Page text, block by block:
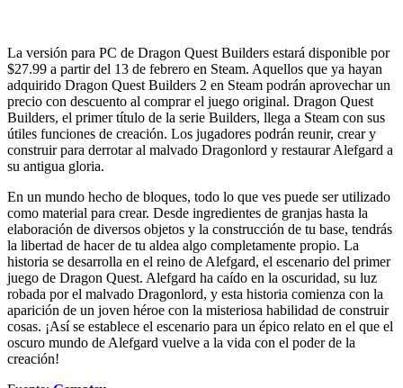
La versión para PC de Dragon Quest Builders estará disponible por
$27.99 a partir del 13 de febrero en Steam. Aquellos que ya hayan
adquirido Dragon Quest Builders 2 en Steam podrán aprovechar un
precio con descuento al comprar el juego original. Dragon Quest
Builders, el primer título de la serie Builders, llega a Steam con sus
útiles funciones de creación. Los jugadores podrán reunir, crear y
construir para derrotar al malvado Dragonlord y restaurar Alefgard a
su antigua gloria.
En un mundo hecho de bloques, todo lo que ves puede ser utilizado
como material para crear. Desde ingredientes de granjas hasta la
elaboración de diversos objetos y la construcción de tu base, tendrás
la libertad de hacer de tu aldea algo completamente propio. La
historia se desarrolla en el reino de Alefgard, el escenario del primer
juego de Dragon Quest. Alefgard ha caído en la oscuridad, su luz
robada por el malvado Dragonlord, y esta historia comienza con la
aparición de un joven héroe con la misteriosa habilidad de construir
cosas. ¡Así se establece el escenario para un épico relato en el que el
oscuro mundo de Alefgard vuelve a la vida con el poder de la
creación!